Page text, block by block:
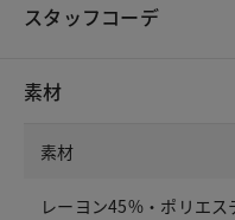
スタッフコーデ
素材
素材
レーヨン45%・ポリエ